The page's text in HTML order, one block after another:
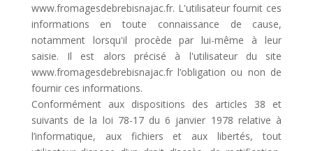
www.fromagesdebrebisnajac.fr. L'utilisateur fournit ces
informations en toute connaissance de cause,
notamment lorsqu'il procède par lui-même à leur
saisie. Il est alors précisé à l'utilisateur du site
www.fromagesdebrebisnajac.fr l’obligation ou non de
fournir ces informations.
Conformément aux dispositions des articles 38 et
suivants de la loi 78-17 du 6 janvier 1978 relative à
l’informatique, aux fichiers et aux libertés, tout